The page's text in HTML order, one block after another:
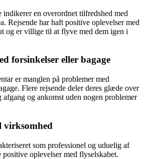
indikerer en overordnet tilfredshed med
Rejsende har haft positive oplevelser med
og er villige til at flyve med dem igen i
forsinkelser eller bagage
er manglen på problemer med
Flere rejsende deler deres glæde over
afgang og ankomst uden nogen problemer
virksomhed
som professionel og uduelig af
positive oplevelser med flyselskabet.